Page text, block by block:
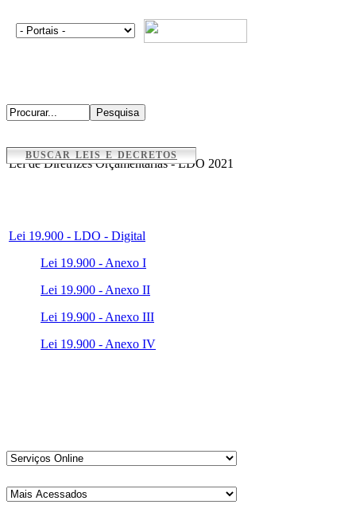
BUSCAR LEIS E DECRETOS
Lei de Diretrizes Orçamentárias - LDO 2021
Lei 19.900 - LDO - Digital
Lei 19.900 - Anexo I
Lei 19.900 - Anexo II
Lei 19.900 - Anexo III
Lei 19.900 - Anexo IV